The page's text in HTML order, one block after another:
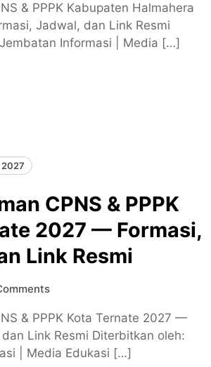
& PPPK Kabupaten Halmahera
Jadwal, dan Link Resmi
Informasi | Media […]
2027
CPNS & PPPK
2027 — Formasi,
Link Resmi
& PPPK Kota Ternate 2027 —
Link Resmi Diterbitkan oleh:
| Media Edukasi […]